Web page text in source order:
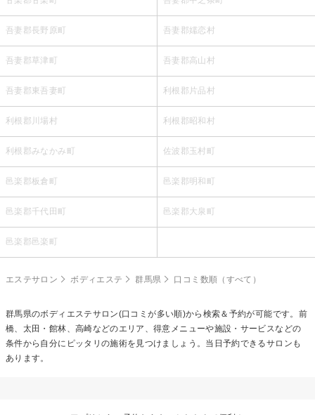
吾妻郡長野原町 吾妻郡嬬恋村
吾妻郡草津町 吾妻郡高山村
吾妻郡東吾妻町 利根郡片品村
利根郡川場村 利根郡昭和村
利根郡みなかみ町 佐波郡玉村町
邑楽郡板倉町 邑楽郡明和町
邑楽郡千代田町 邑楽郡大泉町
邑楽郡邑楽町
エステサロン ボディエステ 群馬県 口コミ数順（すべて）
群馬県のボディエステサロン(口コミが多い順)から検索＆予約が可能です。前
橋、太田・館林、高崎などのエリア、得意メニューや施設・サービスなどの
条件から自分にピッタリの施術を見つけましょう。当日予約できるサロンも
あります。